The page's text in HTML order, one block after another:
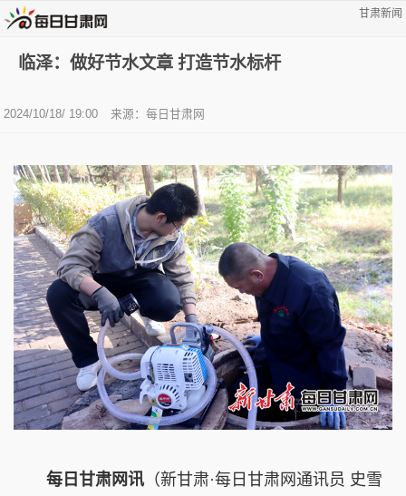
甘肃新闻
临泽：做好节水文章 打造节水标杆
2024/10/18/ 19:00 来源：每日甘肃网
每日甘肃网讯 （新甘肃·每日甘肃网通讯员 史雪